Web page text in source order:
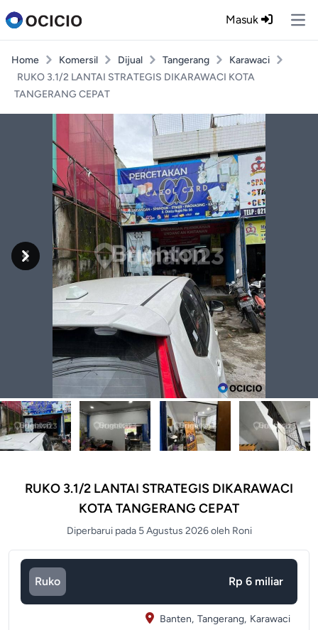
Masuk
Home Komersil Dijual Tangerang
Karawaci
RUKO 3.1/2 LANTAI STRATEGIS DIKARAWACI KOTA
TANGERANG CEPAT
Previous
Next
RUKO 3.1/2 LANTAI STRATEGIS DIKARAWACI
KOTA TANGERANG CEPAT
Diperbarui pada 5 Agustus 2026 oleh Roni
Ruko Rp 6 miliar
Banten, Tangerang, Karawaci